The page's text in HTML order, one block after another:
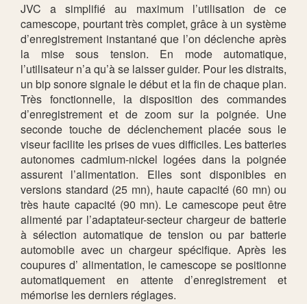
JVC a simplifié au maximum l’utilisation de ce
camescope, pourtant très complet, grâce à un système
d’enregistrement instantané que l’on déclenche après
la mise sous tension. En mode automatique,
l’utilisateur n’a qu’à se laisser guider. Pour les distraits,
un bip sonore signale le début et la fin de chaque plan.
Très fonctionnelle, la disposition des commandes
d’enregistrement et de zoom sur la poignée. Une
seconde touche de déclenchement placée sous le
viseur facilite les prises de vues difficiles. Les batteries
autonomes cadmium-nickel logées dans la poignée
assurent l’alimentation. Elles sont disponibles en
versions standard (25 mn), haute capacité (60 mn) ou
très haute capacité (90 mn). Le camescope peut être
alimenté par l’adaptateur-secteur chargeur de batterie
à sélection automatique de tension ou par batterie
automobile avec un chargeur spécifique. Après les
coupures d’ alimentation, le camescope se positionne
automatiquement en attente d’enregistrement et
mémorise les derniers réglages.